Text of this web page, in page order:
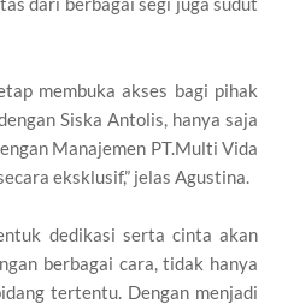
membuka akses bagi pihak
Siska Antolis, hanya saja
Manajemen PT.Multi Vida
eksklusif,” jelas Agustina.
dedikasi serta cinta akan
berbagai cara, tidak hanya
tertentu. Dengan menjadi